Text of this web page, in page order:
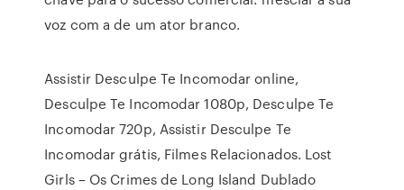
voz com a de um ator branco.
Assistir Desculpe Te Incomodar online,
Desculpe Te Incomodar 1080p, Desculpe Te
Incomodar 720p, Assistir Desculpe Te
Incomodar grátis, Filmes Relacionados. Lost
Girls – Os Crimes de Long Island Dublado